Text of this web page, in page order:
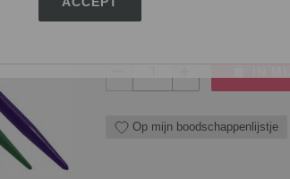
2,89 $
IN
Op mijn boodschappenlijstje